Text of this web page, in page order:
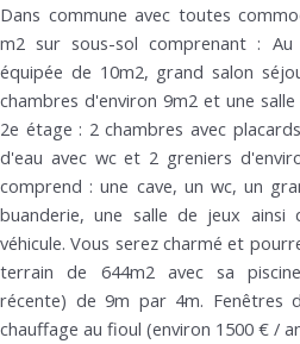
Dans commune avec toutes
m2 sur sous-sol comprenant :
équipée de 10m2, grand salon
chambres d'environ 9m2 et une
2e étage : 2 chambres avec
d'eau avec wc et 2 greniers
comprend : une cave, un wc, un
buanderie, une salle de jeux ainsi
véhicule. Vous serez charmé et
terrain de 644m2 avec sa
récente) de 9m par 4m. Fenêtres
chauffage au fioul (environ 1500 € /